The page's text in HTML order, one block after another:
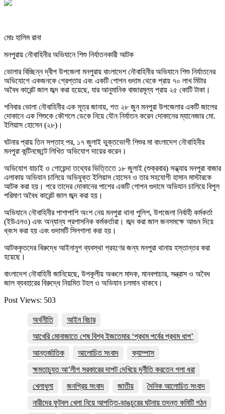
মোঃ হালিম রানা
মনপুরায় নৌবাহিনীর অভিযানে শিশু নির্যাতনকারী আটক
ভোলার বিচ্ছিন্ন দ্বীপ উপজেলা মনপুরায় বাংলাদেশ নৌবাহিনীর অভিযানে শিশু নির্যাতনের
অভিযোগে একজনকে গ্রেপ্তার এবং একটি গোপন গুদাম থেকে প্রায় ৭০ লাখ মিটার
অবৈধ কারেন্ট জাল জব্দ করা হয়েছে, যার আনুমানিক বাজারমূল্য প্রায় ২৫ কোটি টাকা।
শনিবার ভোলা নৌবাহিনীর এক সূত্র জানায়, গত ২৮ জুন মনপুরা উপজেলার একটি জালের
দোকানে এক শিশুকে কৌশলে ডেকে নিয়ে যৌন নির্যাতন করেন দোকানের ম্যানেজার মো.
ইলিয়াস হোসেন (২৮)।
ঘটনার প্রায় তিন সপ্তাহ পর, ১৭ জুলাই ভুক্তভোগী শিশুর মা বাংলাদেশ নৌবাহিনীর
মনপুরা কন্টিনজেন্টে লিখিত অভিযোগ দায়ের করেন।
অভিযোগ যাচাই ও গোয়েন্দা তথ্যের ভিত্তিতে ১৮ জুলাই (শুক্রবার) সন্ধ্যায় মনপুরা বাজার
এলাকায় অভিযান চালিয়ে অভিযুক্ত ইলিয়াস হোসেন ও তার সহযোগী হাসান মাস্টারকে
আটক করা হয়। পরে তাদের দোকানের পাশের একটি গোপন গুদামে অভিযান চালিয়ে বিপুল
পরিমাণ অবৈধ কারেন্ট জাল জব্দ করা হয়।
অভিযানে নৌবাহিনীর পাশাপাশি অংশ নেয় মনপুরা থানা পুলিশ, উপজেলা নির্বাহী কর্মকর্তা
(ইউএনও) এবং অন্যান্য প্রশাসনিক কর্মকর্তারা। জব্দ করা জাল জনসমক্ষে আগুন দিয়ে
ধ্বংস করা হয় এবং গুদামটি সিলগালা করা হয়।
আটককৃতদের বিরুদ্ধে আইনানুগ ব্যবস্থা গ্রহণের জন্য মনপুরা থানায় হস্তান্তর করা
হয়েছে।
বাংলাদেশ নৌবাহিনী জানিয়েছে, উপকূলীয় অঞ্চলে মাদক, মানবপাচার, সন্ত্রাস ও অবৈধ
জাল ব্যবহারের বিরুদ্ধে নিয়মিত টহল ও অভিযান চলমান থাকবে।
Post Views: 503
অর্থনীতি
আইন বিচার
আখেরি মোনাজাতে শেষ বিশ্ব ইজতেমার ‘প্রথম পর্বের প্রথম ধাপ’
আন্তর্জাতিক
আলোচিত সংবাদ
ক্যাম্পাস
ক্ষমতাচ্যুত আ’লীগ সরকারের দাপট দেখিয়ে দূর্নীতি করতেন গলা ধরা
খেলাধুলা
জনপ্রিয় সংবাদ জাতীয়
দৈনিক আলোচিত সংবাদ
নারীদের ফুটবল খেলা নিয়ে আপত্তি-ভাঙচুরের ঘটনায় তদন্ত কমিটি গঠন